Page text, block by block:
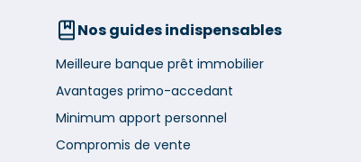
Nos guides indispensables
Meilleure banque prêt immobilier
Avantages primo-accedant
Minimum apport personnel
Compromis de vente